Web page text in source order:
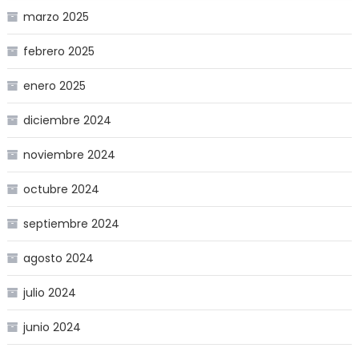
marzo 2025
febrero 2025
enero 2025
diciembre 2024
noviembre 2024
octubre 2024
septiembre 2024
agosto 2024
julio 2024
junio 2024